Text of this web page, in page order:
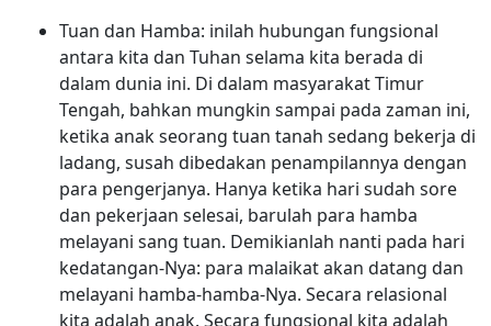
Tuan dan Hamba: inilah hubungan fungsional
antara kita dan Tuhan selama kita berada di
dalam dunia ini. Di dalam masyarakat Timur
Tengah, bahkan mungkin sampai pada zaman ini,
ketika anak seorang tuan tanah sedang bekerja di
ladang, susah dibedakan penampilannya dengan
para pengerjanya. Hanya ketika hari sudah sore
dan pekerjaan selesai, barulah para hamba
melayani sang tuan. Demikianlah nanti pada hari
kedatangan-Nya: para malaikat akan datang dan
melayani hamba-hamba-Nya. Secara relasional
kita adalah anak. Secara fungsional kita adalah